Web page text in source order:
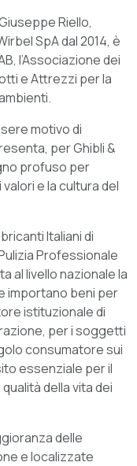
Riello,
SpA dal 2014, è
l’Associazione dei
e Attrezzi per la
motivo di
per Ghibli &
profuso per
e la cultura del
Italiani di
Professionale
al livello nazionale la
importano beni per
istituzionale di
per i soggetti
consumatore sui
essenziale per il
della vita dei
delle
e localizzate